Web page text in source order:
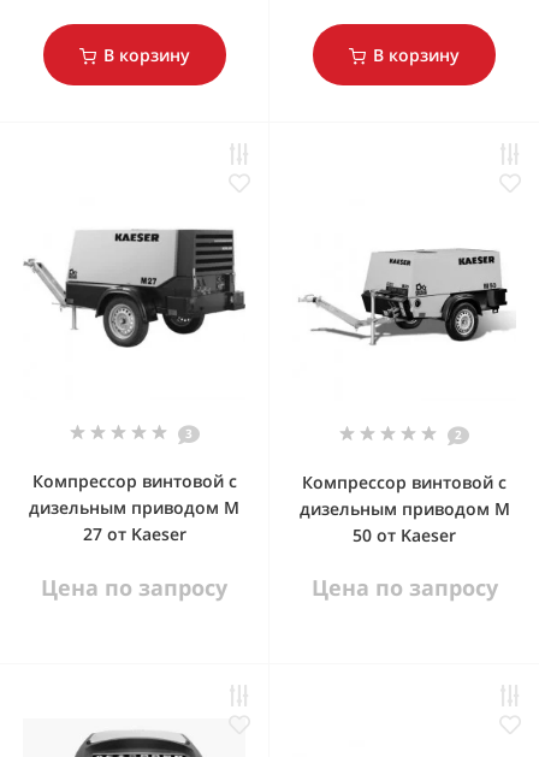
В корзину В корзину
3
Компрессор винтовой с
дизельным приводом М
27 от Kaeser
Цена по запросу
2
Компрессор винтовой с
дизельным приводом М
50 от Kaeser
Цена по запросу